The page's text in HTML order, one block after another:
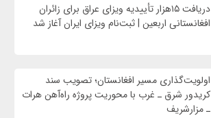
دریافت ۱۵هزار تأییدیه ویزای عراق برای زائران
افغانستانی اربعین | ثبت‌نام ویزای ایران آغاز شد
اولویت‌گذاری مسیر افغانستان؛ تصویب سند
کریدور شرق ـ غرب با محوریت پروژه راه‌آهن هرات
ـ مزارشریف